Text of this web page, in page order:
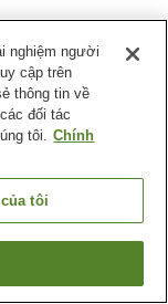
tự động
(Yamaguchi)
nghiệm người
cập trên
thông tin về
đối tác
tôi. Chính
tôi